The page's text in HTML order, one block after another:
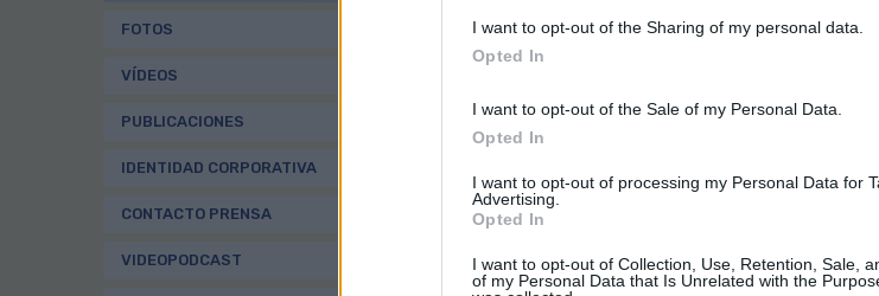
I want to opt-out of the Sharing of my personal data.
Opted In
I want to opt-out of the Sale of my Personal Data.
Opted In
I want to opt-out of processing my Personal Data for
Advertising.
Opted In
I want to opt-out of Collection, Use, Retention, Sale,
of my Personal Data that Is Unrelated with the
FOTOS
VÍDEOS
PUBLICACIONES
IDENTIDAD CORPORATIVA
CONTACTO PRENSA
VIDEOPODCAST
Gobierno de Canarias –con fecha de marzo
perros de asistencia. Se han acreditado los
una entidad y centro de adiestramiento.
Con este apoyo, según expone en la
oportunidades y su integración social y laboral,
la eliminación de las barreras, atendiendo a